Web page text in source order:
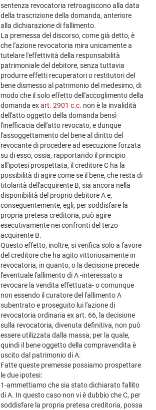
sentenza revocatoria retroagiscono alla data
della trascrizione della domanda, anteriore
alla dichiarazione di fallimento.
La premessa del discorso, come già detto, è
che l'azione revocatoria mira unicamente a
tutelare l'effettività della responsabilità
patrimoniale del debitore, senza tuttavia
produrre effetti recuperatori o restitutori del
bene dismesso al patrimonio del medesimo, di
modo che il solo effetto dell'accoglimento della
domanda exart. 2901 c.c. non è la invalidità
dell'atto oggetto della domanda bensì
l'inefficacia dell'atto revocato, e dunque
l'assoggettamento del bene al diritto del
revocante di procedere ad esecuzione forzata
su di esso; ossia, rapportando il principio
all'ipotesi prospettata, il creditore C ha la
possibilità di agire come se il bene, che resta di
titolarità dell'acquirente B, sia ancora nella
disponibilità del proprio debitore A e,
conseguentemente, egli, per soddisfare la
propria pretesa creditoria, può agire
esecutivamente nei confronti del terzo
acquirente B.
Questo effetto, inoltre, si verifica solo a favore
del creditore che ha agito vittoriosamente in
revocatoria, in quanto, o la decisione precede
l'eventuale fallimento di A -interessato a
revocare la vendita effettuata- o comunque
non essendo il curatore del fallimento A
subentrato e proseguito lui l'azione di
revocatoria ordinaria ex art. 66, la decisione
sulla revocatoria, divenuta definitiva, non può
essere utilizzata dalla massa; per la quale,
quindi il bene oggetto della compravendita è
uscito dal patrimonio di A.
Fatte queste premesse possiamo prospettare
le due ipotesi:
1-ammettiamo che sia stato dichiarato fallito
di A. In questo caso non vi è dubbio che C, per
soddisfare la propria pretesa creditoria, possa